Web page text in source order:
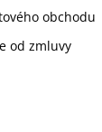
obchodu
od zmluvy